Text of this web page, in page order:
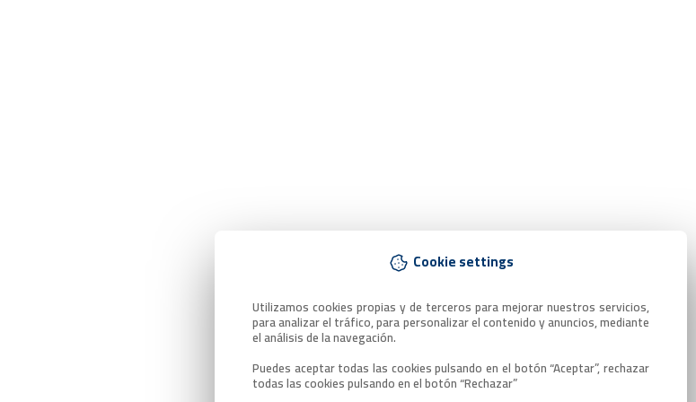
Cookie settings
Utilizamos cookies propias y de terceros para mejorar nuestros servicios,
para analizar el tráfico, para personalizar el contenido y anuncios, mediante
el análisis de la navegación.
Puedes aceptar todas las cookies pulsando en el botón “Aceptar”, rechazar
todas las cookies pulsando en el botón “Rechazar”